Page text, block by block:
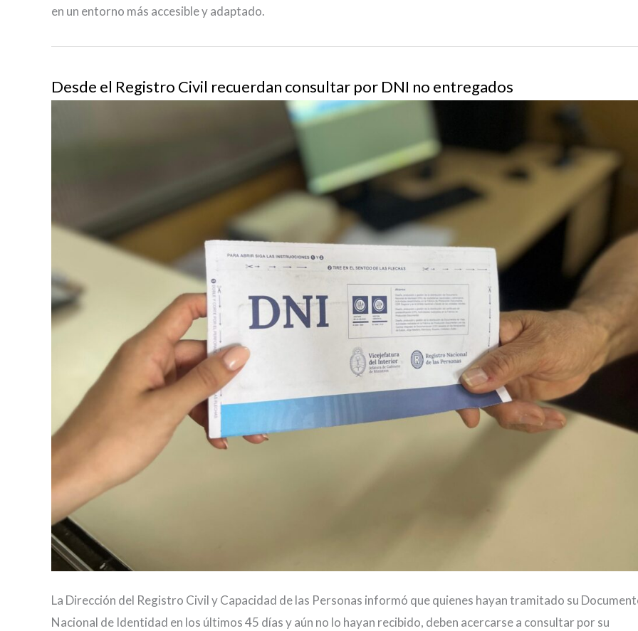
en un entorno más accesible y adaptado.
Desde el Registro Civil recuerdan consultar por DNI no entregados
La Dirección del Registro Civil y Capacidad de las Personas informó que quienes hayan tramitado su
Nacional de Identidad en los últimos 45 días y aún no lo hayan recibido, deben acercarse a consultar por su